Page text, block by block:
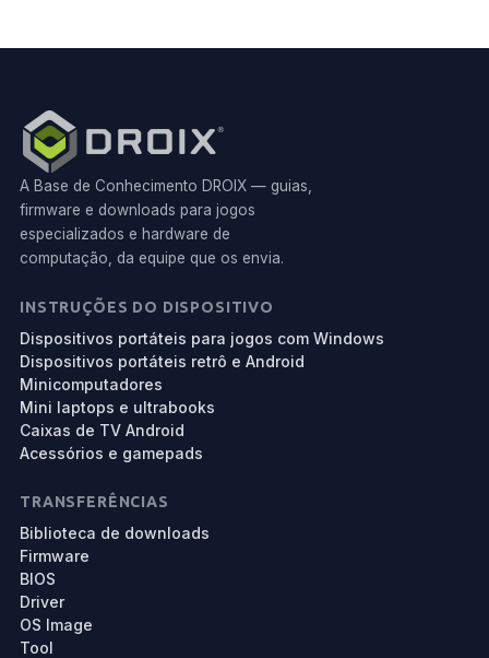
A Base de Conhecimento DROIX — guias,
firmware e downloads para jogos
especializados e hardware de
computação, da equipe que os envia.
INSTRUÇÕES DO DISPOSITIVO
Dispositivos portáteis para jogos com Windows
Dispositivos portáteis retrô e Android
Minicomputadores
Mini laptops e ultrabooks
Caixas de TV Android
Acessórios e gamepads
TRANSFERÊNCIAS
Biblioteca de downloads
Firmware
BIOS
Driver
OS Image
Tool